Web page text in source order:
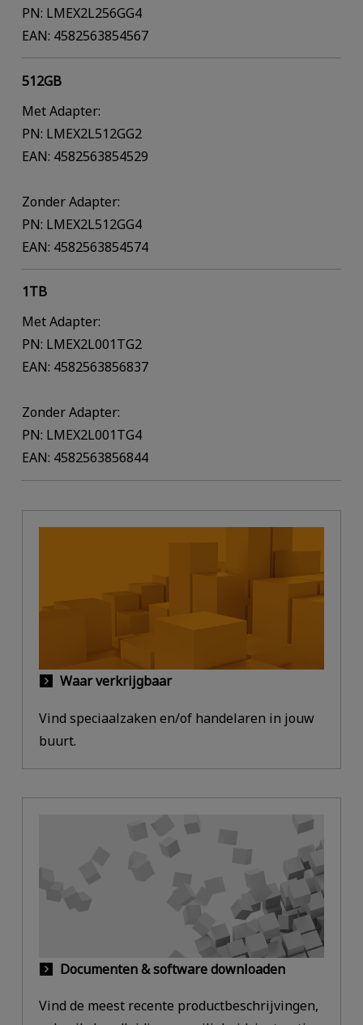
PN: LMEX2L256GG4
EAN: 4582563854567
512GB
Met Adapter:
PN: LMEX2L512GG2
EAN: 4582563854529
Zonder Adapter:
PN: LMEX2L512GG4
EAN: 4582563854574
1TB
Met Adapter:
PN: LMEX2L001TG2
EAN: 4582563856837
Zonder Adapter:
PN: LMEX2L001TG4
EAN: 4582563856844
Waar verkrijgbaar
Vind speciaalzaken en/of handelaren in jouw
buurt.
Documenten & software downloaden
Vind de meest recente productbeschrijvingen,